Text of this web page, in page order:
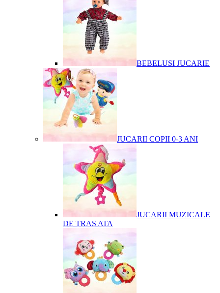
BEBELUSI JUCARIE
JUCARII COPII 0-3 ANI
JUCARII MUZICALE
DE TRAS ATA